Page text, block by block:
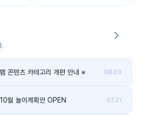
.
콘텐츠 카테고리 개편 안내 ※ 08.03
월 놀이계획안 OPEN 07.21